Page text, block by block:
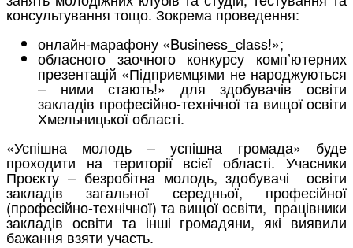
консультування тощо. Зокрема проведення:
онлайн-марафону «Business_class!»;
обласного заочного конкурсу комп’ютерних
презентацій «Підприємцями не народжуються
– ними стають!» для здобувачів освіти
закладів професійно-технічної та вищої освіти
Хмельницької області.
«Успішна молодь – успішна громада» буде
проходити на території всієї області. Учасники
Проєкту – безробітна молодь, здобувачі освіти
закладів загальної середньої, професійної
(професійно-технічної) та вищої освіти, працівники
закладів освіти та інші громадяни, які виявили
бажання взяти участь.